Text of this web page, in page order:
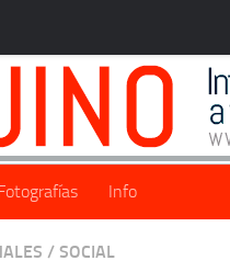
Info
/ SOCIAL